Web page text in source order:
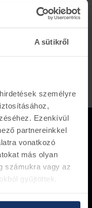
A sütikről
személyre
Ezenkívül
partnereinkkel
vonatkozó
más olyan
számukra vagy az
gyűjtöttek.
6.300 Ft